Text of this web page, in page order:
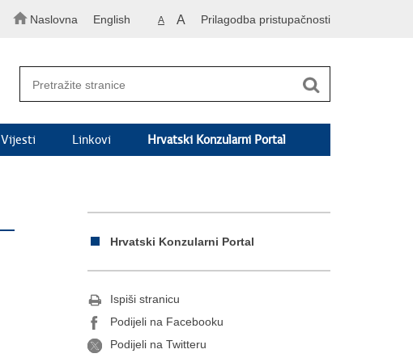
Naslovna English A A Prilagodba pristupačnosti
Vijesti Linkovi Hrvatski Konzularni Portal
Hrvatski Konzularni Portal
Ispiši stranicu
Podijeli na Facebooku
Podijeli na Twitteru